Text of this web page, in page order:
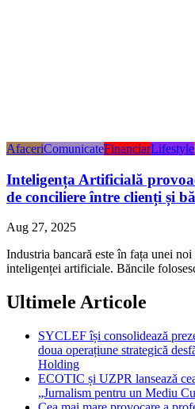
AfaceriComunicateFinanciarLifestyle
Inteligența Artificială
de conciliere între clienți și
Aug 27, 2025
Industria bancară este în fața unei
inteligenței artificiale. Băncile
Ultimele Articole
SYCLEF își consolidează
doua operațiune strategică
Holding
ECOTIC și UZPR lansează
„Jurnalism pentru un Mediu